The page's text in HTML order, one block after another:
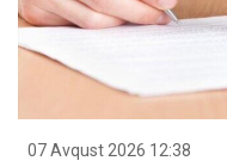
07 Avqust 2026 12:38